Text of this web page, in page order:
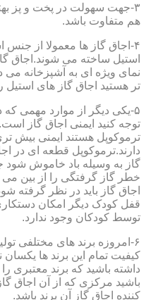
۳-جهت سهولت در پخت و پز
هم متفاوت باشد.
۴-اجاق گاز ها معمولا از
استیل ساخته می شوند.اجاق
نمای ویژه ای به آشپزخانه می
تر هستید اجاق گاز های استیل
۵-یکی دیگر از موارد مهمی که
توجه کنید ایمنی اجاق گاز
ترموکوپل هستند ایمنی بیش
دارند.ترموکوپل قطعه ای در
گاز به وسیله باد خاموش شود
خطر گاز گرفتگی را از بین می
اجاق گاز باید در نظر
قفل کودک دیگر امکان
توسط کودکان وجود ندارد.
۶-امروزه برند های مختلفی
کیفیت تمام این برند ها
داشته باشید که برند معتبری
باشید مرکزی که از آن اجاق
کننده اجاق گاز آن برند باشد.